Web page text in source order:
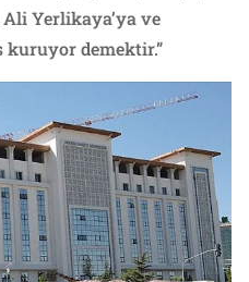
Yerlikaya’ya ve
kuruyor demektir.”